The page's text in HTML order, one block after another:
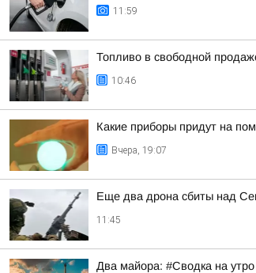
11:59
Топливо в свободной
10:46
Какие приборы придут на
Вчера, 19:07
Еще два дрона сбиты над
11:45
Два майора: #Сводка на утро